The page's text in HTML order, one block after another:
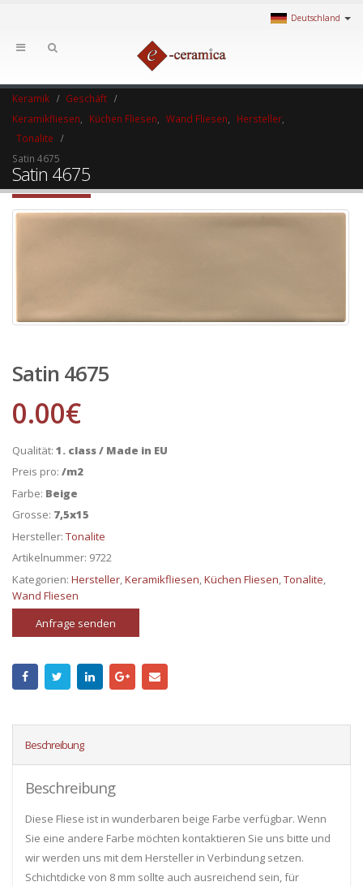
Deutschland
Keramik
Geschäft
Keramikfliesen
Küchen Fliesen Wand Fliesen Hersteller
Tonalite
Satin 4675
Satin 4675
Satin 4675
0.00€
Qualität: 1. class / Made in EU
Preis pro: /m2
Farbe: Beige
Grosse: 7,5x15
Hersteller: Tonalite
Artikelnummer: 9722
Kategorien: Hersteller,Keramikfliesen,Küchen Fliesen,Tonalite,
Wand Fliesen
Anfrage senden
Beschreibung
Beschreibung
Diese Fliese ist in wunderbaren beige Farbe verfügbar. Wenn
Sie eine andere Farbe möchten kontaktieren Sie uns bitte und
wir werden uns mit dem Hersteller in Verbindung setzen.
Schichtdicke von 8 mm sollte auch ausreichend sein, für